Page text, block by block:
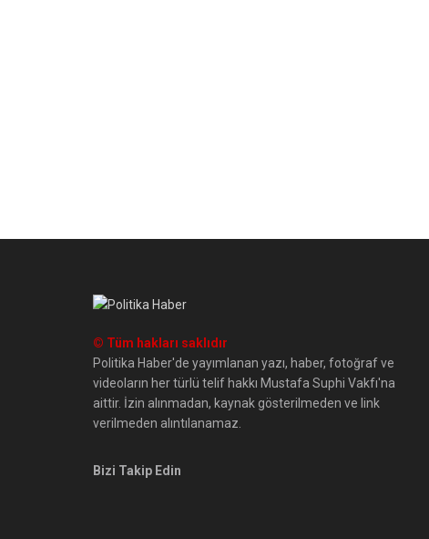
© Tüm hakları saklıdır
Politika Haber'de yayımlanan yazı, haber, fotoğraf ve
videoların her türlü telif hakkı Mustafa Suphi Vakfı'na
aittir. İzin alınmadan, kaynak gösterilmeden ve link
verilmeden alıntılanamaz.
Bizi Takip Edin